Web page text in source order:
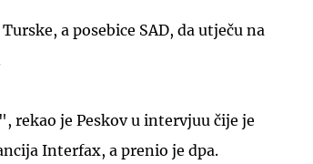
a posebice SAD, da utječu na
rekao je Peskov u intervjuu čije je
Interfax, a prenio je dpa.